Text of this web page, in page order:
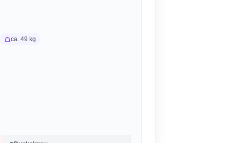
ca. 49 kg